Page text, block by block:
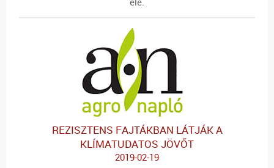
REZISZTENS FAJTÁKBAN LÁTJÁK A
KLÍMATUDATOS JÖVŐT
2019-02-19